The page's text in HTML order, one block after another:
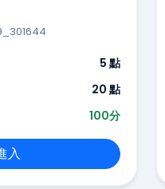
5 點
20 點
100分
入